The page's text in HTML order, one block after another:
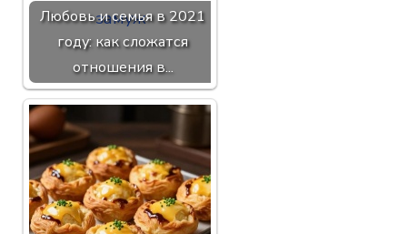
Любовь и семья в 2021
году: как сложатся
отношения в...